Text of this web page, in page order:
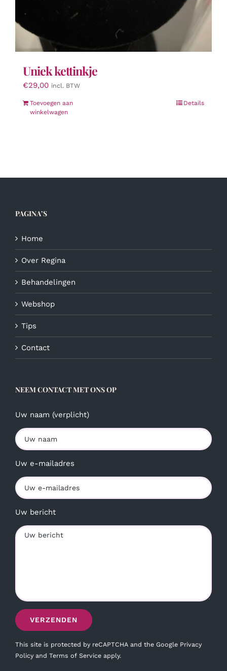
Uniek kettinkje
€29,00 incl. BTW
Toevoegen aan
winkelwagen
Details
PAGINA’S
Home
Over Regina
Behandelingen
Webshop
Tips
Contact
NEEM CONTACT MET ONS OP
Uw naam (verplicht)
Uw e-mailadres
Uw bericht
This site is protected by reCAPTCHA and the Google Privacy
Policy and Terms of Service apply.